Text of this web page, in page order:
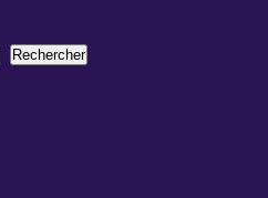
Rechercher